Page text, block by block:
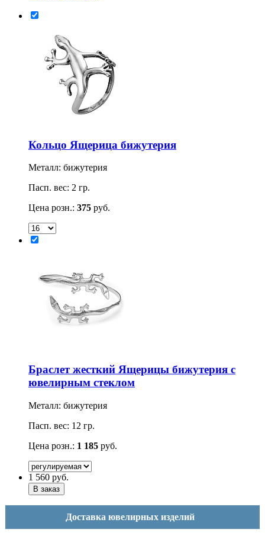
Кольцо Ящерица бижутерия
Металл: бижутерия
Пасп. вес: 2 гр.
Цена розн.: 375 руб.
Браслет жесткий Ящерицы бижутерия с
ювелирным стеклом
Металл: бижутерия
Пасп. вес: 12 гр.
Цена розн.: 1 185 руб.
1 560 руб.
Доставка ювелирных изделий